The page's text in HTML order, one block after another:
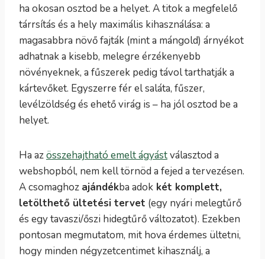
ha okosan osztod be a helyet. A titok a megfelelő
tárrsítás és a hely maximális kihasználása: a
magasabbra növő fajták (mint a mángold) árnyékot
adhatnak a kisebb, melegre érzékenyebb
növényeknek, a fűszerek pedig távol tarthatják a
kártevőket. Egyszerre fér el saláta, fűszer,
levélzöldség és ehető virág is – ha jól osztod be a
helyet.
Ha azösszehajtható emelt ágyástválasztod a
webshopból, nem kell törnöd a fejed a tervezésen.
A csomaghoz ajándékba adok két komplett,
letölthető ültetési tervet (egy nyári melegtűrő
és egy tavaszi/őszi hidegtűrő változatot). Ezekben
pontosan megmutatom, mit hova érdemes ültetni,
hogy minden négyzetcentimet kihasználj, a